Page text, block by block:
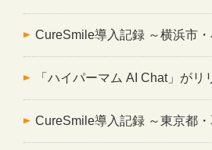
CureSmile導入記録 ～横浜市・
「ハイパーマム AI Chat」がリ
CureSmile導入記録 ～東京都